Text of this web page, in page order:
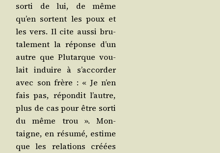
sor­ti de lui, de même
qu’en sortent les poux et
les vers. Il cite aus­si bru­
ta­le­ment la réponse d’un
autre que Plu­tarque vou­
lait induire à s’ac­cor­der
avec son frère : « Je n’en
fais pas, répon­dit l’autre,
plus de cas pour être sor­ti
du même trou ». Mon­
taigne, en résu­mé, estime
que les rela­tions créées